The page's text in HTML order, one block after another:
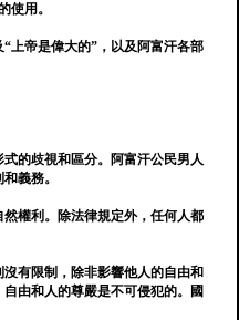
使用。
上帝是偉大的”，以及阿富汗各部
的歧視和區分。阿富汗公民男人
義務。
權利。除法律規定外，任何人都
有限制，除非影響他人的自由和
由和人的尊嚴是不可侵犯的。國